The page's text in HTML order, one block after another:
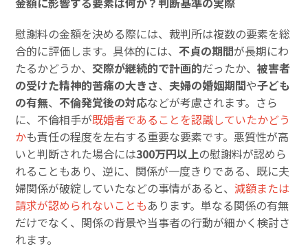
慰謝料の金額を決める際には、裁判所は複数の要素を総
合的に評価します。具体的には、不貞の期間が長期にわ
たるかどうか、交際が継続的で計画的だったか、被害者
の受けた精神的苦痛の大きさ、夫婦の婚姻期間や子ども
の有無、不倫発覚後の対応などが考慮されます。さら
に、不倫相手が既婚者であることを認識していたかどう
かも責任の程度を左右する重要な要素です。悪質性が高
いと判断された場合には300万円以上の慰謝料が認めら
れることもあり、逆に、関係が一度きりである、既に夫
婦関係が破綻していたなどの事情があると、減額または
請求が認められないこともあります。単なる関係の有無
だけでなく、関係の背景や当事者の行動が細かく検討さ
れます。